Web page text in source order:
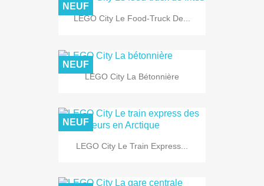
LEGO City Le Food-Truck De...
NEUF
LEGO City La Bétonnière
NEUF
LEGO City Le Train Express...
NEUF